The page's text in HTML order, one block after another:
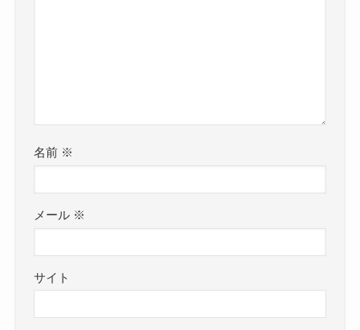
名前 ※
メール ※
サイト